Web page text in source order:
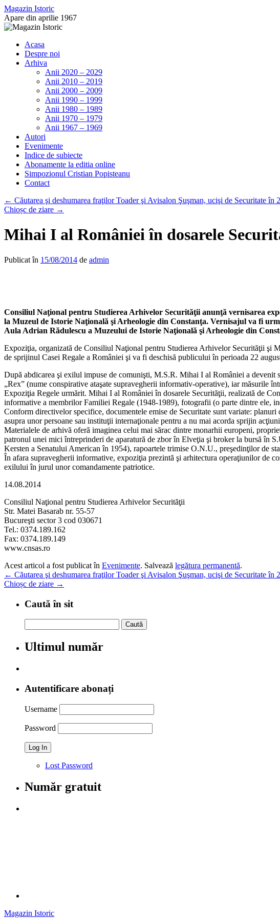
Sari
la
conținut
Magazin Istoric
Apare din aprilie 1967
Acasa
Despre noi
Arhiva
Anii 2020 – 2029
Anii 2010 – 2019
Anii 2000 – 2009
Anii 1990 – 1999
Anii 1980 – 1989
Anii 1970 – 1979
Anii 1967 – 1969
Autori
Evenimente
Indice de subiecte
Abonamente la editia online
Simpozionul Cristian Popisteanu
Contact
← Căutarea şi deshumarea fraţilor Toader şi Avisalon Şuşman, ucişi de Securitate în
Chioșc de ziare →
Mihai I al României în dosarele
Publicat în 15/08/2014 de admin
Consiliul Naţional pentru Studierea Arhivelor Securităţii anunţă vernisarea
la Muzeul de Istorie Naţională şi Arheologie din Constanţa. Vernisajul va fi
Aula Adrian Rădulescu a Muzeului de Istorie Naţională şi Arheologie din
Expoziţia, organizată de Consiliul Naţional pentru Studierea Arhivelor Securităţii şi
de sprijinul Casei Regale a României şi va fi deschisă publicului în perioada 22
După abdicarea şi exilul impuse de comunişti, M.S.R. Mihai I al României a
„Rex” (nume conspirative ataşate supravegherii informativ-operative), iar măsurile
Expoziţia Regele urmărit. Mihai I al României în dosarele Securităţii, realizată de
informative a membrilor Familiei Regale (1948-1989), fotografii (o parte dintre ele,
Conform directivelor specifice, documentele emise de Securitate sunt variate:
asupra unor persoane sau instituţii internaţionale pentru a nu mai acorda sprijin
Materialele de arhivă oferă imaginea celui mai sărac dintre monarhii europeni,
patronul unei mici întreprinderi de aparatură de zbor în Elveţia şi broker la bursă în
Kersten a Senatului American în 1954), rapoartele trimise O.N.U., preşedinţilor de
În afara supravegherii informative, expoziţia prezintă şi arhitectura operaţiunilor de
exilului în jurul unor comandamente patriotice.
14.08.2014
Consiliul Naţional pentru Studierea Arhivelor Securităţii
Str. Matei Basarab nr. 55-57
Bucureşti sector 3 cod 030671
Tel.: 0374.189.162
Fax: 0374.189.149
www.cnsas.ro
Acest articol a fost publicat în Evenimente. Salvează legătura permanentă.
← Căutarea şi deshumarea fraţilor Toader şi Avisalon Şuşman, ucişi de Securitate în
Chioșc de ziare →
Caută în sit
după:
Ultimul număr
Autentificare abonați
Username
Password
Lost Password
Număr gratuit
Magazin Istoric